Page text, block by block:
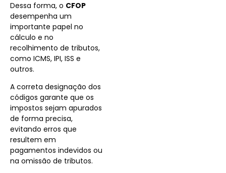
Dessa forma, o CFOP
desempenha um
importante papel no
cálculo e no
recolhimento de tributos,
como ICMS, IPI, ISS e
outros.
A correta designação dos
códigos garante que os
impostos sejam apurados
de forma precisa,
evitando erros que
resultem em
pagamentos indevidos ou
na omissão de tributos.